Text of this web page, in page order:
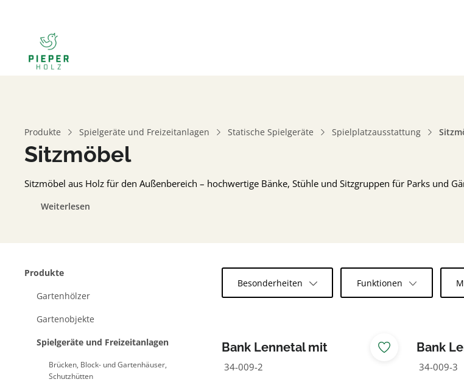
Produkte Spielgeräte und Freizeitanlagen Statische Spielgeräte Spielplatzausstattung
Sitzmöbel
Sitzmöbel aus Holz für den Außenbereich – hochwertige Bänke, Stühle und Sitzgruppen für Parks und
Weiterlesen
Produkte
Gartenhölzer
Gartenobjekte
Spielgeräte und Freizeitanlagen
Brücken, Block- und Gartenhäuser,
Schutzhütten
Besonderheiten Funktionen
Bank Lennetal mit
Rückenlehne für Kinder
34-009-2
Bank
34-009-3